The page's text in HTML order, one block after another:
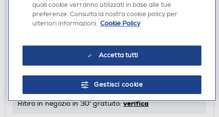
SMARTPHONE DUAL SIM
VODAFONE - OPPO A40 4G 8 256GB-Nero
Acquisto online:disponibile
Ritiro in negozio in 30' gratuito:verifica
quali cookie verranno utilizzati in base alle tue
preferenze. Consulta la nostra cookie policy per
ulteriori informazioni. Cookie Policy
Accetta tutti
Gestisci cookie